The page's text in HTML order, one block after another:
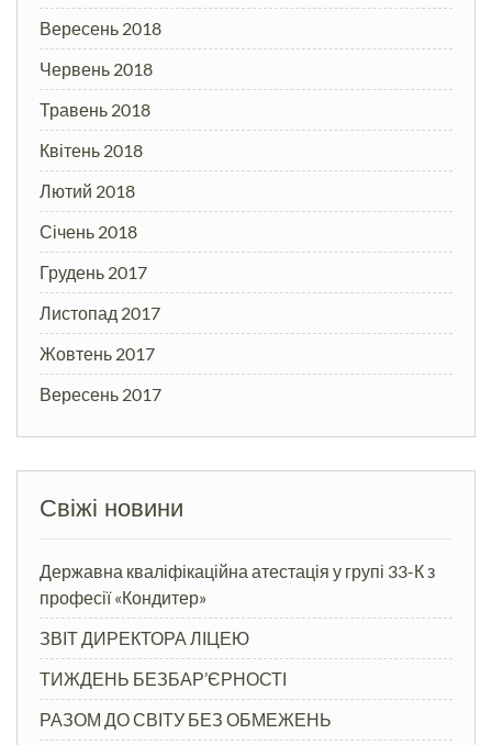
Вересень 2018
Червень 2018
Травень 2018
Квітень 2018
Лютий 2018
Січень 2018
Грудень 2017
Листопад 2017
Жовтень 2017
Вересень 2017
Свіжі новини
Державна кваліфікаційна атестація у групі 33-К з
професії «Кондитер»
ЗВІТ ДИРЕКТОРА ЛІЦЕЮ
ТИЖДЕНЬ БЕЗБАР’ЄРНОСТІ
РАЗОМ ДО СВІТУ БЕЗ ОБМЕЖЕНЬ